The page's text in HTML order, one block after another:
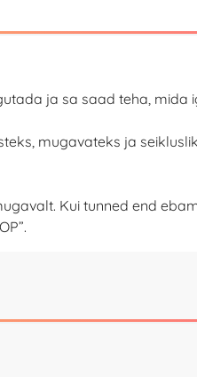
ja sa saad teha, mida
mugavateks ja
Kui tunned end